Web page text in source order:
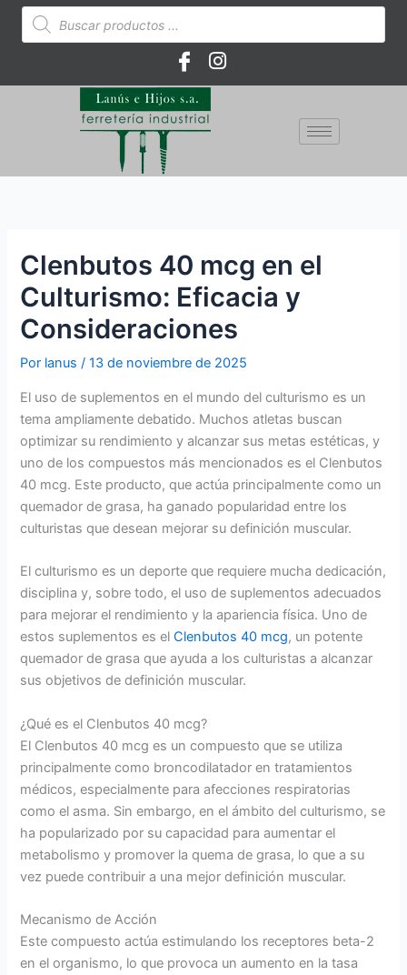
Búsqueda
de
productos
Clenbutos 40 mcg en el
Culturismo: Eficacia y
Consideraciones
Por lanus/13 de noviembre de 2025
El uso de suplementos en el mundo del culturismo es un
tema ampliamente debatido. Muchos atletas buscan
optimizar su rendimiento y alcanzar sus metas estéticas, y
uno de los compuestos más mencionados es el Clenbutos
40 mcg. Este producto, que actúa principalmente como un
quemador de grasa, ha ganado popularidad entre los
culturistas que desean mejorar su definición muscular.
El culturismo es un deporte que requiere mucha dedicación,
disciplina y, sobre todo, el uso de suplementos adecuados
para mejorar el rendimiento y la apariencia física. Uno de
estos suplementos es elClenbutos 40 mcg, un potente
quemador de grasa que ayuda a los culturistas a alcanzar
sus objetivos de definición muscular.
¿Qué es el Clenbutos 40 mcg?
El Clenbutos 40 mcg es un compuesto que se utiliza
principalmente como broncodilatador en tratamientos
médicos, especialmente para afecciones respiratorias
como el asma. Sin embargo, en el ámbito del culturismo, se
ha popularizado por su capacidad para aumentar el
metabolismo y promover la quema de grasa, lo que a su
vez puede contribuir a una mejor definición muscular.
Mecanismo de Acción
Este compuesto actúa estimulando los receptores beta-2
en el organismo, lo que provoca un aumento en la tasa